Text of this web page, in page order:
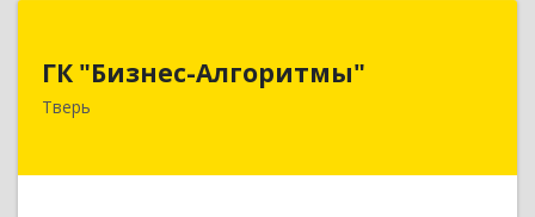
ГК "Бизнес-Алгоритмы"
Тверь
170006, Тверская обл, Тверь г, Брагина ул, дом
Подробнее